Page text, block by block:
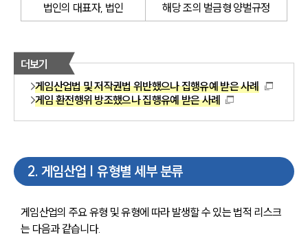
법인의 대표자, 법인 해당 조의 벌금형 양벌규정
더보기
게임산업법 및 저작권법 위반했으나 집행유예 받은 사례
게임 환전행위 방조했으나 집행유예 받은 사례
2. 게임산업 | 유형별 세부 분류
게임산업의 주요 유형 및 유형에 따라 발생할 수 있는 법적 리스크
는 다음과 같습니다.